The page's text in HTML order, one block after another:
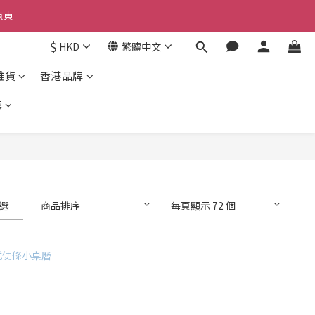
東
東
東
$ HKD 繁體中文
貨
香港品牌
商品排序 每頁顯示 72 個